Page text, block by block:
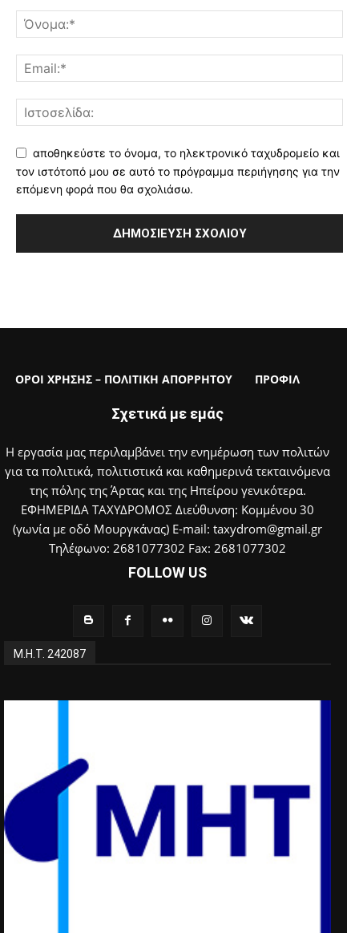
αποθηκεύστε το όνομα, το ηλεκτρονικό ταχυδρομείο και
τον ιστότοπό μου σε αυτό το πρόγραμμα περιήγησης για την
επόμενη φορά που θα σχολιάσω.
ΟΡΟΙ ΧΡΗΣΗΣ – ΠΟΛΙΤΙΚΗ ΑΠΟΡΡΗΤΟΥ ΠΡΟΦΙΛ
Σχετικά με εμάς
Η εργασία μας περιλαμβάνει την ενημέρωση των πολιτών
για τα πολιτικά, πολιτιστικά και καθημερινά τεκταινόμενα
της πόλης της Άρτας και της Ηπείρου γενικότερα.
ΕΦΗΜΕΡΙΔΑ ΤΑΧΥΔΡΟΜΟΣ Διεύθυνση: Κομμένου 30
(γωνία με οδό Μουργκάνας) E-mail: taxydrom@gmail.gr
Τηλέφωνο: 2681077302 Fax: 2681077302
FOLLOW US
Μ.Η.Τ. 242087